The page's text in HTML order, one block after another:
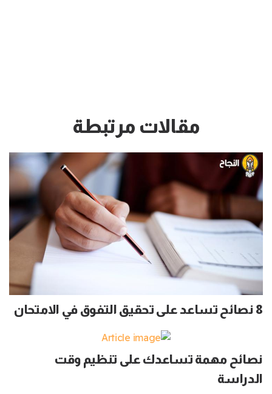
مقالات مرتبطة
8 نصائح تساعد على تحقيق التفوق في الامتحان
نصائح مهمة تساعدك على تنظيم وقت
الدراسة